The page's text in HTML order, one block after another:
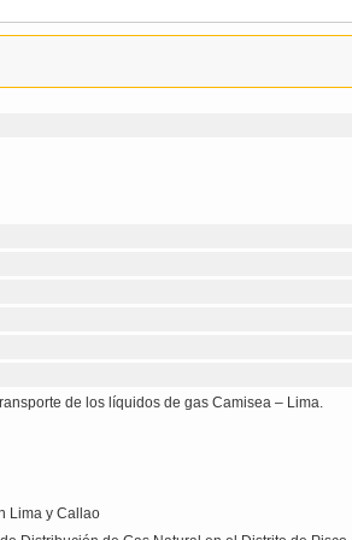
de los líquidos de gas Camisea – Lima.
Lima y Callao